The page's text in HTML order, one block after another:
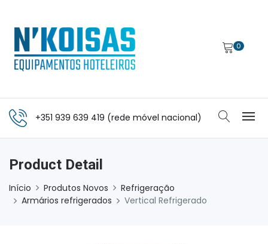
0
+351 939 639 419 (rede móvel nacional)
Product Detail
Início Produtos Novos
Refrigeração
Armários refrigerados
Vertical Refrigerado